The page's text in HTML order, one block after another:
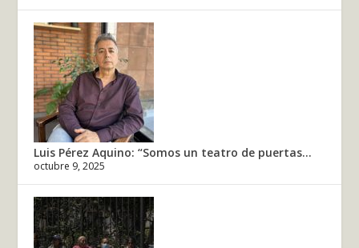
Luis Pérez Aquino: “Somos un teatro de puertas...
octubre 9, 2025